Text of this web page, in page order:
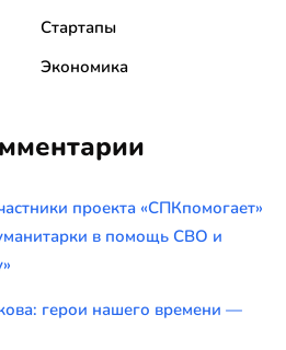
Стартапы
Экономика
проекта «СПКпомогает»
в помощь СВО и
герои нашего времени —